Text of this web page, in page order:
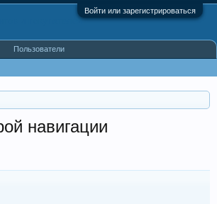
Войти или зарегистрироваться
навигации
Пользователи